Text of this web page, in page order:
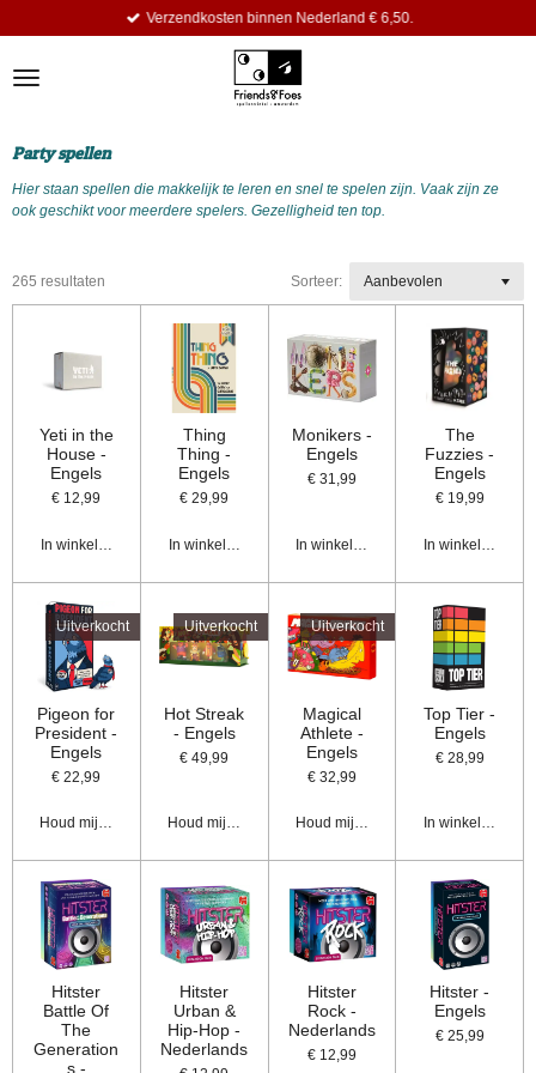
de
Verzendkosten binnen Nederland € 6,50.
Party spellen
Hier staan spellen die makkelijk te leren en snel te spelen zijn. Vaak zijn ze
ook geschikt voor meerdere spelers. Gezelligheid ten top.
265 resultaten Sorteer:
Yeti in the
House -
Engels
€ 12,99
In winkelwagen
Thing
Thing -
Engels
€ 29,99
In winkelwagen
Monikers -
Engels
€ 31,99
In winkelwagen
The
Fuzzies -
Engels
€ 19,99
In winkelwagen
Uitverkocht
Pigeon for
President -
Engels
€ 22,99
Houd mij op de hoogte
Uitverkocht
Hot Streak
- Engels
€ 49,99
Houd mij op de hoogte
Uitverkocht
Magical
Athlete -
Engels
€ 32,99
Houd mij op de hoogte
Top Tier -
Engels
€ 28,99
In winkelwagen
Hitster
Battle Of
The
Generation
s -
Hitster
Urban &
Hip-Hop -
Nederlands
Hitster
Rock -
Nederlands
€ 12,99
Hitster -
Engels
€ 25,99